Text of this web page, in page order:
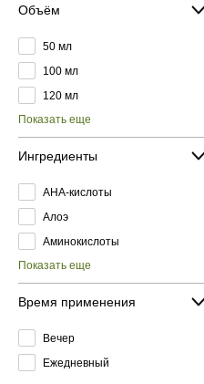
Объём
50 мл
100 мл
120 мл
Показать еще
Ингредиенты
AHA-кислоты
Алоэ
Аминокислоты
Показать еще
Время применения
Вечер
Ежедневный